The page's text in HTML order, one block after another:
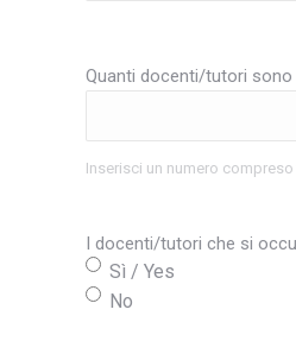
Quanti docenti/tutori sono
Inserisci un numero compreso
I docenti/tutori che si
Sì / Yes
No